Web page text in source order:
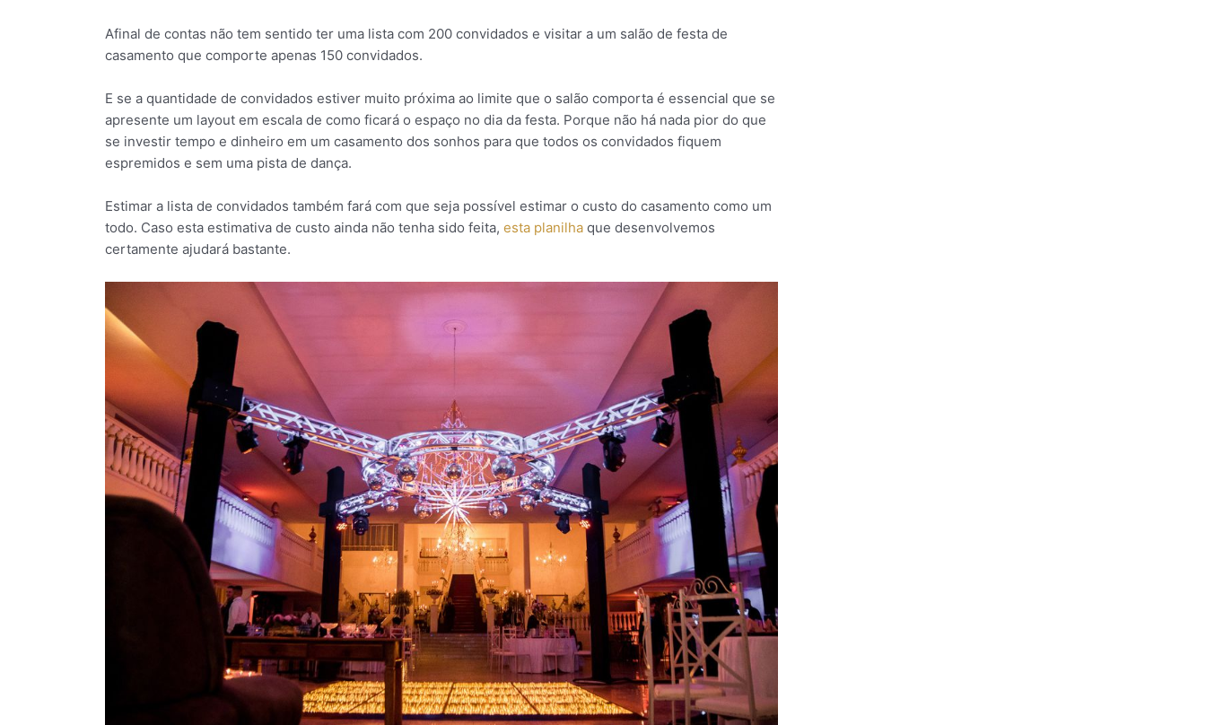
Afinal de contas não tem sentido ter uma lista com 200 convidados e visitar a um salão de festa de
casamento que comporte apenas 150 convidados.
E se a quantidade de convidados estiver muito próxima ao limite que o salão comporta é essencial que se
apresente um layout em escala de como ficará o espaço no dia da festa. Porque não há nada pior do que
se investir tempo e dinheiro em um casamento dos sonhos para que todos os convidados fiquem
espremidos e sem uma pista de dança.
Estimar a lista de convidados também fará com que seja possível estimar o custo do casamento como um
todo. Caso esta estimativa de custo ainda não tenha sido feita, esta planilha que desenvolvemos
certamente ajudará bastante.